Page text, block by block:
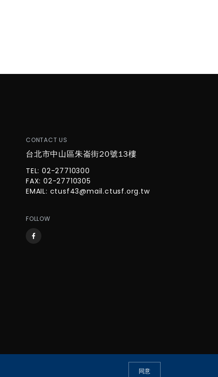
CONTACT US
台北市中山區朱崙街20號13樓
TEL: 02-27710300
FAX: 02-27710305
EMAIL: ctusf43@mail.ctusf.org.tw
FOLLOW
同意